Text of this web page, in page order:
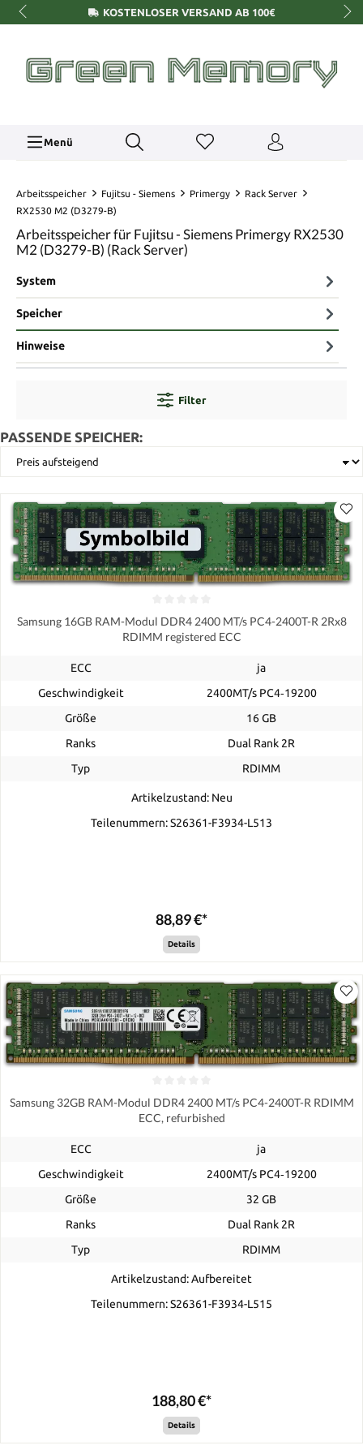
KOSTENLOSER VERSAND AB 100€
Menü
Arbeitsspeicher Fujitsu - Siemens Primergy
Rack Server
RX2530 M2 (D3279-B)
Arbeitsspeicher für Fujitsu - Siemens Primergy RX2530
M2 (D3279-B) (Rack Server)
System
Speicher
Hinweise
Filter
PASSENDE SPEICHER:
Samsung 16GB RAM-Modul DDR4 2400 MT/s PC4-2400T-R 2Rx8
RDIMM registered ECC
ECC
ja
Geschwindigkeit
2400MT/s PC4‑19200
Größe
16 GB
Ranks
Dual Rank 2R
Typ
RDIMM
Artikelzustand: Neu
Teilenummern: S26361-F3934-L513
88,89 €*
Details
Samsung 32GB RAM-Modul DDR4 2400 MT/s PC4-2400T-R RDIMM
ECC, refurbished
ECC
ja
Geschwindigkeit
2400MT/s PC4‑19200
Größe
32 GB
Ranks
Dual Rank 2R
Typ
RDIMM
Artikelzustand: Aufbereitet
Teilenummern: S26361-F3934-L515
188,80 €*
Details